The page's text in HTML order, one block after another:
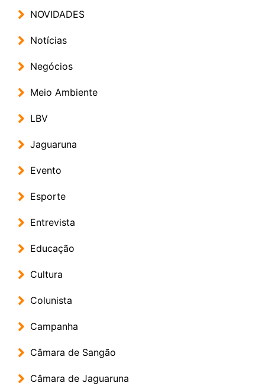
NOVIDADES
Notícias
Negócios
Meio Ambiente
LBV
Jaguaruna
Evento
Esporte
Entrevista
Educação
Cultura
Colunista
Campanha
Câmara de Sangão
Câmara de Jaguaruna